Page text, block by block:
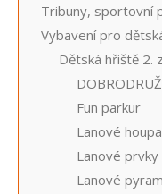
Tribuny, sportovní
Vybavení pro
Dětská hřiště 2.
Fun parkur
Lanové
Lanové
Lanové